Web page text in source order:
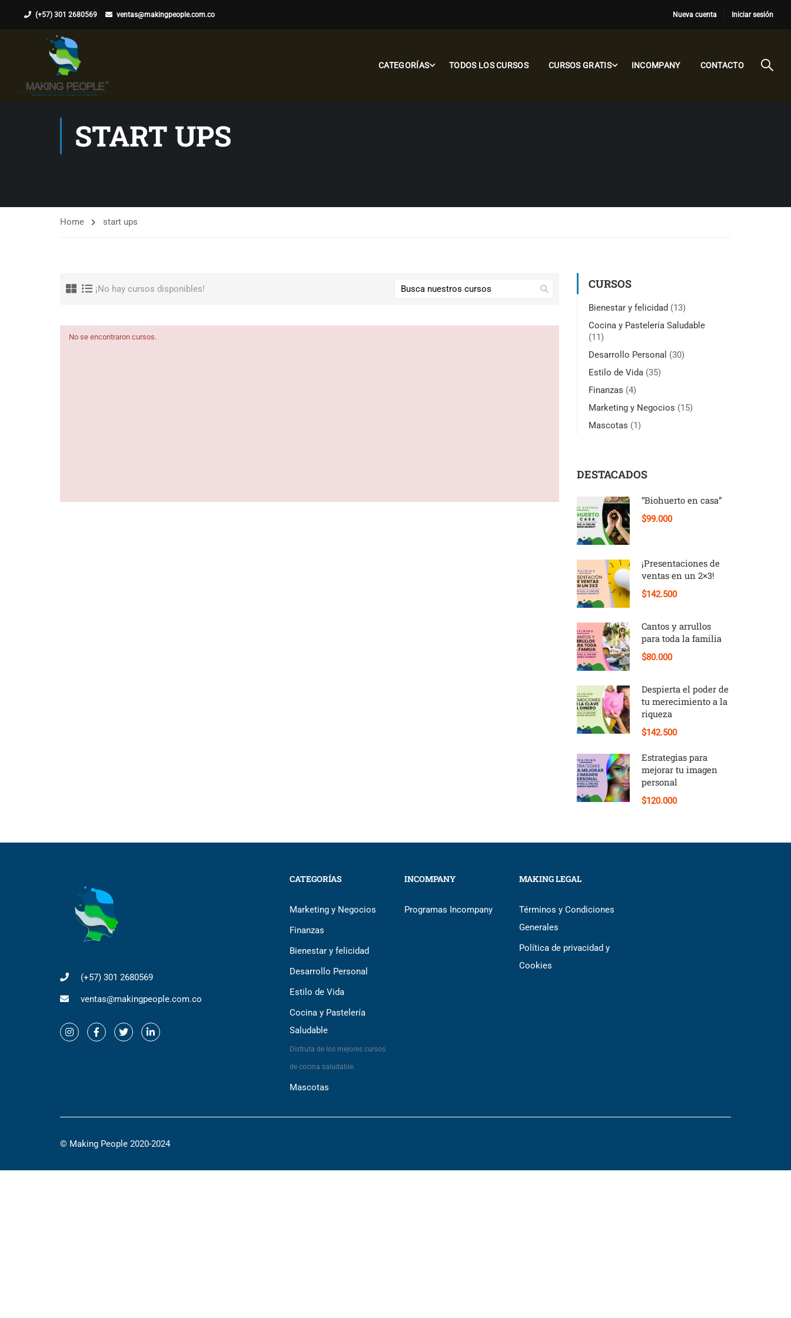
(+57) 301 2680569 ventas@makingpeople.com.co Nueva cuenta Iniciar sesión
CATEGORÍAS TODOS LOS CURSOS CURSOS GRATIS INCOMPANY CONTACTO
START UPS
Home start ups
¡No hay cursos disponibles!
No se encontraron cursos.
CURSOS
Bienestar y felicidad (13)
Cocina y Pastelería Saludable
(11)
Desarrollo Personal (30)
Estilo de Vida (35)
Finanzas (4)
Marketing y Negocios (15)
Mascotas (1)
DESTACADOS
“Biohuerto en casa”
$99.000
¡Presentaciones de
ventas en un 2×3!
$142.500
Cantos y arrullos
para toda la familia
$80.000
Despierta el poder de
tu merecimiento a la
riqueza
$142.500
Estrategias para
mejorar tu imagen
personal
$120.000
(+57) 301 2680569
ventas@makingpeople.com.co
CATEGORÍAS
Marketing y Negocios
Finanzas
Bienestar y felicidad
Desarrollo Personal
Estilo de Vida
Cocina y Pastelería
Saludable
Disfruta de los mejores cursos
de cocina saludable.
Mascotas
INCOMPANY
Programas Incompany
MAKING LEGAL
Términos y Condiciones
Generales
Política de privacidad y
Cookies
© Making People 2020-2024